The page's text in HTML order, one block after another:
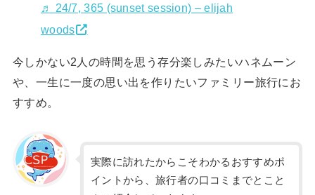
♬ 24/7, 365 (sunset session) – elijah
woods
今しかない2人の時間を思う存分楽しみたいハネムーン
や、一生に一度の思い出を作りたいファミリー旅行にお
すすめ。
実際に訪れたからこそわかるおすすめポ
イントから、旅行者の口コミまでとこと